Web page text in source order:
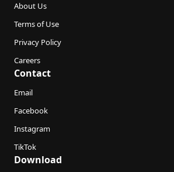
About Us
Terms of Use
Privacy Policy
Careers
Contact
Email
Facebook
Instagram
TikTok
Download